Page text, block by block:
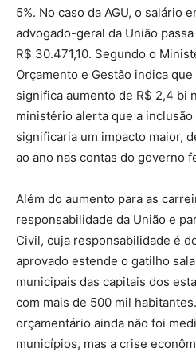
5%. No caso da AGU, o salário
advogado-geral da União
R$ 30.471,10. Segundo o
Orçamento e Gestão indica
significa aumento de R$ 2,4 bi
ministério alerta que a
significaria um impacto maior,
ao ano nas contas do governo
Além do aumento para as
responsabilidade da União e
Civil, cuja responsabilidade é
aprovado estende o gatilho
municipais das capitais dos
com mais de 500 mil
orçamentário ainda não foi
municípios, mas a crise